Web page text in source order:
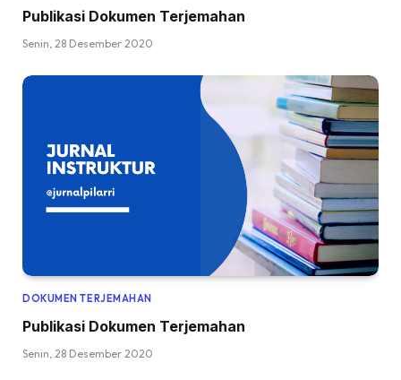
Publikasi Dokumen Terjemahan
Senin, 28 Desember 2020
DOKUMEN TERJEMAHAN
Publikasi Dokumen Terjemahan
Senin, 28 Desember 2020